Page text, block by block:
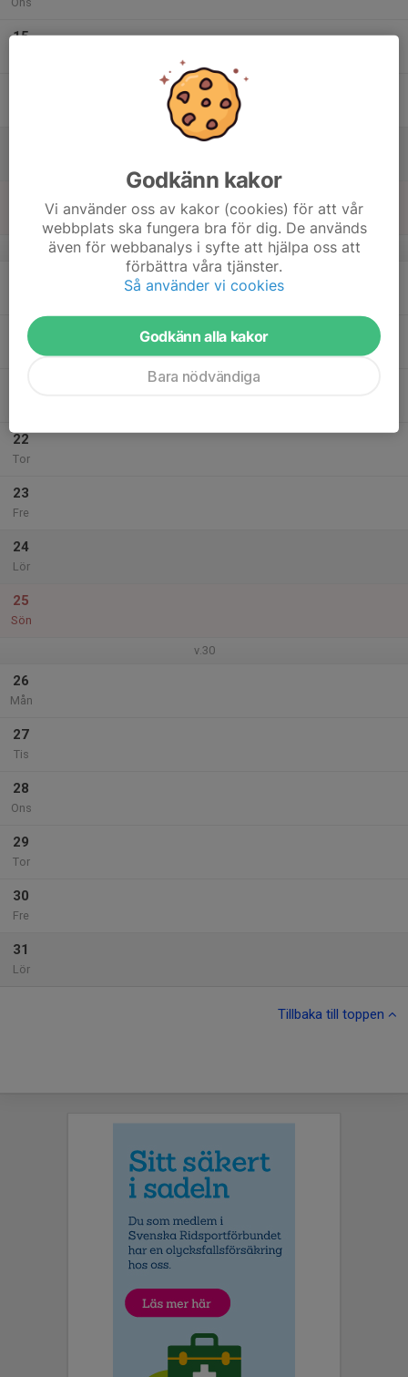
15
v.29
20
22
Tor
23
Fre
24
Lör
25
Sön
v.30
26
Mån
27
Tis
28
Ons
29
Tor
30
Fre
31
Lör
Tillbaka till toppen
Godkänn kakor
Vi använder oss av kakor (cookies) för att vår
webbplats ska fungera bra för dig. De används
även för webbanalys i syfte att hjälpa oss att
förbättra våra tjänster.
Så använder vi cookies
Godkänn alla kakor
Bara nödvändiga